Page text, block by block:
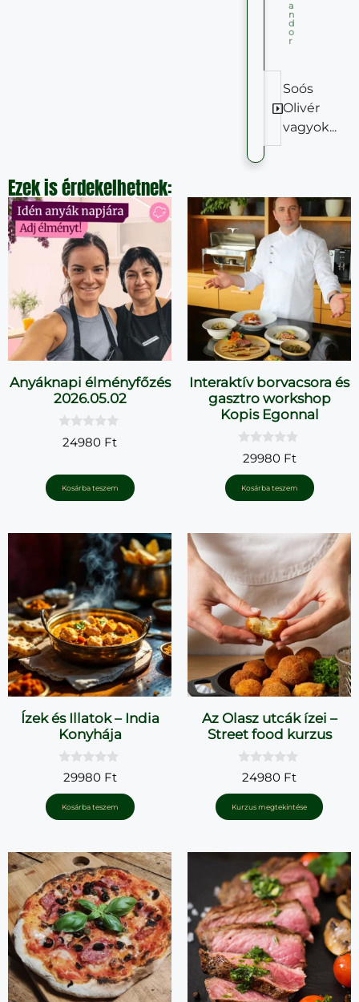
a
n
d
o
r
Soós
Olivér
vagyok...
Ezek is érdekelhetnek:
Anyáknapi élményfőzés
2026.05.02
0
a
b
ő
24980 Ft
Kosárba teszem
Interaktív borvacsora és
gasztro workshop
Kopis Egonnal
0
a
z
5
-
l
29980 Ft
Kosárba teszem
Ízek és Illatok – India
Konyhája
0
a
z
5
-
l
29980 Ft
Kosárba teszem
Az Olasz utcák ízei –
Street food kurzus
0
a
z
5
-
l
24980 Ft
Kurzus megtekintése